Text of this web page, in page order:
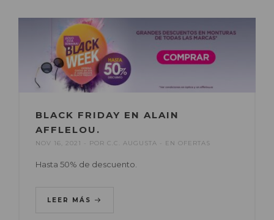
BLACK FRIDAY EN ALAIN
AFFLELOU.
NOV 16, 2021 POR C.C. AUGUSTA EN OFERTAS
Hasta 50% de descuento.
LEER MÁS